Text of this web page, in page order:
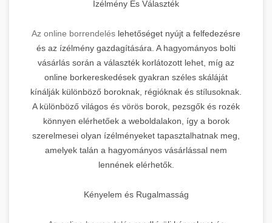
Ízélmény És Választék
Az online borrendelés lehetőséget nyújt a felfedezésre
és az ízélmény gazdagítására. A hagyományos bolti
vásárlás során a választék korlátozott lehet, míg az
online borkereskedések gyakran széles skáláját
kínálják különböző boroknak, régióknak és stílusoknak.
A különböző világos és vörös borok, pezsgők és rozék
könnyen elérhetőek a weboldalakon, így a borok
szerelmesei olyan ízélményeket tapasztalhatnak meg,
amelyek talán a hagyományos vásárlással nem
lennének elérhetők.
Kényelem és Rugalmasság